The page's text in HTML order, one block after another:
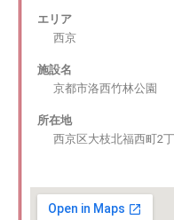
エリア
西京
施設名
京都市洛西竹林公園
所在地
西京区大枝北福西町2